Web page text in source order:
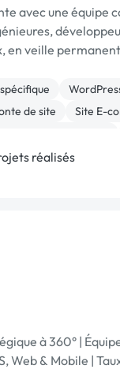
avec une équipe
en veille
, senior depuis 2011.
de site
Site E-
Magento
réalisés
à 360° |
Web & Mobile |